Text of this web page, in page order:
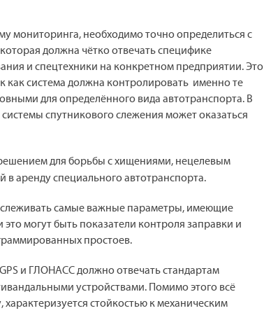
мониторинга, необходимо точно определиться с
должна чётко отвечать специфике
и спецтехники на конкретном предприятии. Это
как система должна контролировать именно те
для определённого вида автотранспорта. В
спутникового слежения может оказаться
для борьбы с хищениями, нецелевым
в аренду специального автотранспорта.
самые важные параметры, имеющие
могут быть показатели контроля заправки и
простоев.
GPS и ГЛОНАСС должно отвечать стандартам
устройствами. Помимо этого всё
стойкостью к механическим